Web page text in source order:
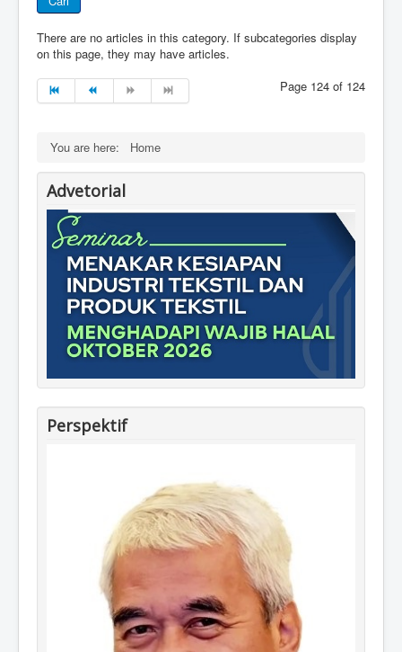
There are no articles in this category. If subcategories display
on this page, they may have articles.
Page 124 of 124
You are here: Home
Advetorial
Perspektif